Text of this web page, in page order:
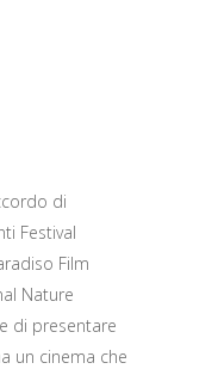
di
Festival
Film
Nature
di presentare
un cinema che